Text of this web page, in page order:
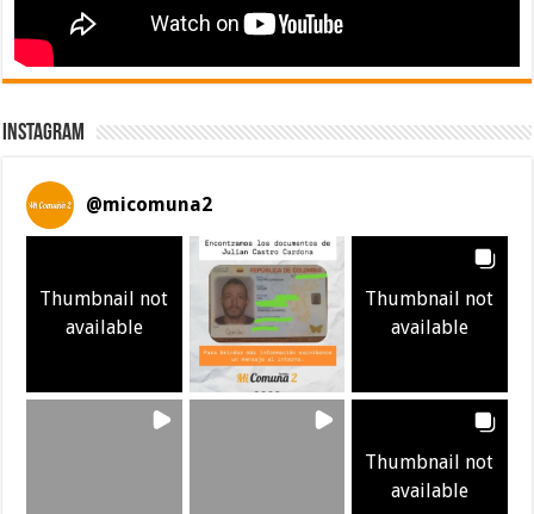
Instagram
@micomuna2
Thumbnail not
available
Thumbnail not
available
Thumbnail not
available